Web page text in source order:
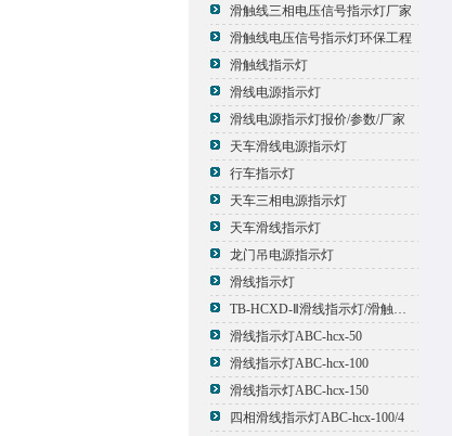
滑触线三相电压信号指示灯厂家
滑触线电压信号指示灯环保工程
滑触线指示灯
滑线电源指示灯
滑线电源指示灯报价/参数/厂家
天车滑线电源指示灯
行车指示灯
天车三相电源指示灯
天车滑线指示灯
龙门吊电源指示灯
滑线指示灯
TB-HCXD-Ⅱ滑线指示灯/滑触线指示灯
滑线指示灯ABC-hcx-50
滑线指示灯ABC-hcx-100
滑线指示灯ABC-hcx-150
四相滑线指示灯ABC-hcx-100/4